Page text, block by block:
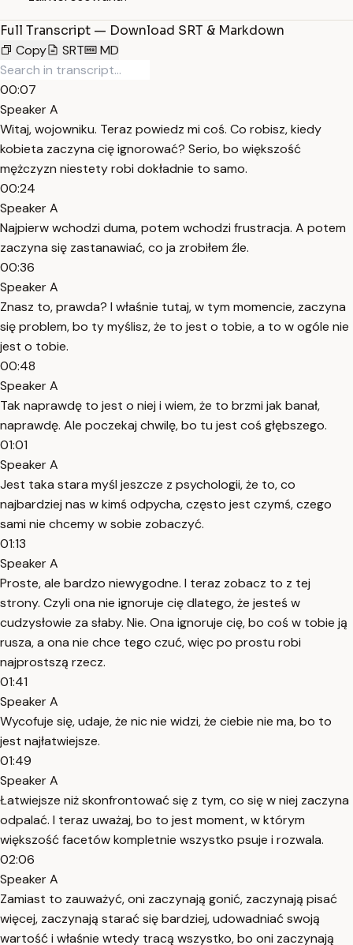
Full Transcript — Download SRT & Markdown
Copy
SRT MD
00:07
Speaker A
Witaj, wojowniku. Teraz powiedz mi coś. Co robisz, kiedy
kobieta zaczyna cię ignorować? Serio, bo większość
mężczyzn niestety robi dokładnie to samo.
00:24
Speaker A
Najpierw wchodzi duma, potem wchodzi frustracja. A potem
zaczyna się zastanawiać, co ja zrobiłem źle.
00:36
Speaker A
Znasz to, prawda? I właśnie tutaj, w tym momencie, zaczyna
się problem, bo ty myślisz, że to jest o tobie, a to w ogóle nie
jest o tobie.
00:48
Speaker A
Tak naprawdę to jest o niej i wiem, że to brzmi jak banał,
naprawdę. Ale poczekaj chwilę, bo tu jest coś głębszego.
01:01
Speaker A
Jest taka stara myśl jeszcze z psychologii, że to, co
najbardziej nas w kimś odpycha, często jest czymś, czego
sami nie chcemy w sobie zobaczyć.
01:13
Speaker A
Proste, ale bardzo niewygodne. I teraz zobacz to z tej
strony. Czyli ona nie ignoruje cię dlatego, że jesteś w
cudzysłowie za słaby. Nie. Ona ignoruje cię, bo coś w tobie ją
rusza, a ona nie chce tego czuć, więc po prostu robi
najprostszą rzecz.
01:41
Speaker A
Wycofuje się, udaje, że nic nie widzi, że ciebie nie ma, bo to
jest najłatwiejsze.
01:49
Speaker A
Łatwiejsze niż skonfrontować się z tym, co się w niej zaczyna
odpalać. I teraz uważaj, bo to jest moment, w którym
większość facetów kompletnie wszystko psuje i rozwala.
02:06
Speaker A
Zamiast to zauważyć, oni zaczynają gonić, zaczynają pisać
więcej, zaczynają starać się bardziej, udowadniać swoją
wartość i właśnie wtedy tracą wszystko, bo oni zaczynają